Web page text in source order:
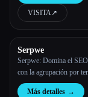
VISITA↗︎
Serpwe
Serpwe: Domina el
con la agrupación por
Más detalles →